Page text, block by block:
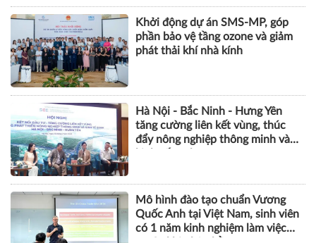
Khởi động dự án SMS-MP, góp
phần bảo vệ tầng ozone và giảm
phát thải khí nhà kính
Hà Nội - Bắc Ninh - Hưng Yên
tăng cường liên kết vùng, thúc
đẩy nông nghiệp thông minh và
Mô hình đào tạo chuẩn Vương
Quốc Anh tại Việt Nam, sinh viên
có 1 năm kinh nghiệm làm việc